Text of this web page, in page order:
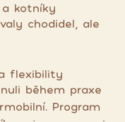
kotníky
chodidel, ale
flexibility
během praxe
Program